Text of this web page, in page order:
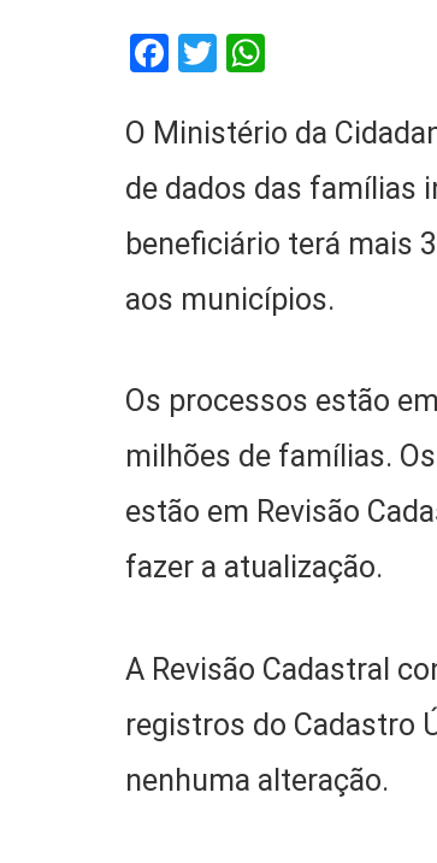
Facebook
Twitter
O Ministério da
de dados das famílias
beneficiário terá mais
aos municípios.
Os processos estão
milhões de famílias.
estão em Revisão
fazer a atualização.
A Revisão Cadastral
registros do Cadastro
nenhuma alteração.